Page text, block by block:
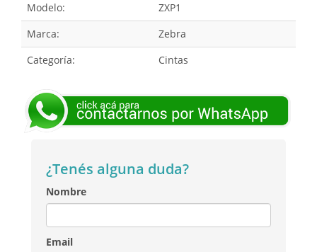
Modelo:
ZXP1
Marca:
Zebra
Categoría:
Cintas
¿Tenés alguna duda?
Nombre
Email